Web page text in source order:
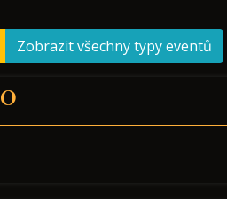
Zobrazit všechny typy eventů